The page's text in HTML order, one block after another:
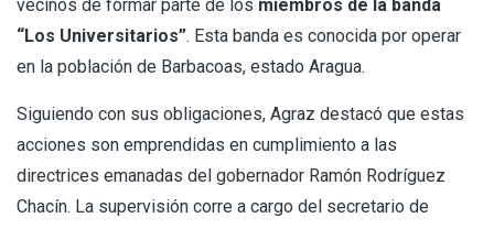
vecinos de formar parte de los miembros de la banda
“Los Universitarios”. Esta banda es conocida por operar
en la población de Barbacoas, estado Aragua.
Siguiendo con sus obligaciones, Agraz destacó que estas
acciones son emprendidas en cumplimiento a las
directrices emanadas del gobernador Ramón Rodríguez
Chacín. La supervisión corre a cargo del secretario de